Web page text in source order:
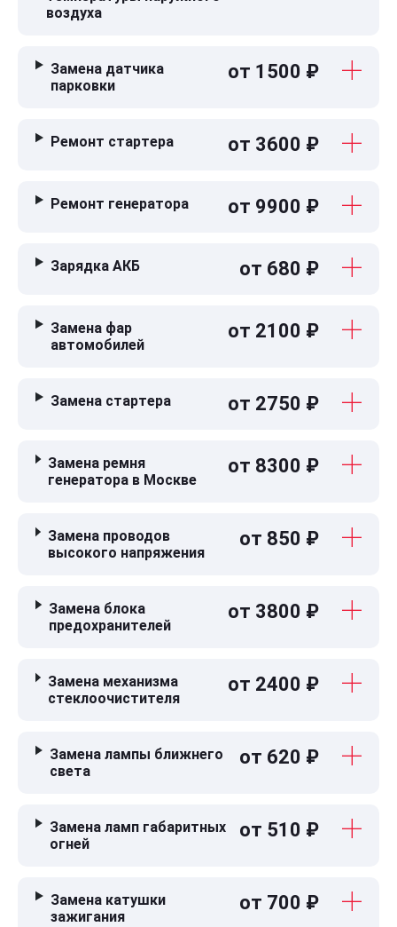
воздуха
Замена датчика
парковки
от 1500 ₽
Ремонт стартера от 3600 ₽
Ремонт генератора от 9900 ₽
Зарядка АКБ от 680 ₽
Замена фар
автомобилей
от 2100 ₽
Замена стартера от 2750 ₽
Замена ремня
генератора в Москве
от 8300 ₽
Замена проводов
высокого напряжения
от 850 ₽
Замена блока
предохранителей
от 3800 ₽
Замена механизма
стеклоочистителя
от 2400 ₽
Замена лампы ближнего
света
от 620 ₽
Замена ламп габаритных
огней
от 510 ₽
Замена катушки
зажигания
от 700 ₽